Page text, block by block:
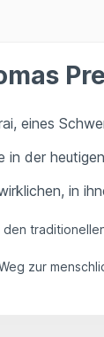
eines
in der
in
zur